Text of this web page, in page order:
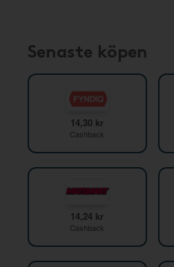
Senaste köpen
14,30 kr
Cashback
14,24 kr
Cashback